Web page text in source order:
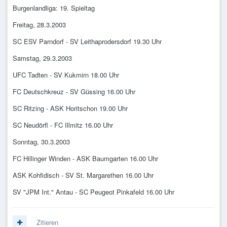
Burgenlandliga: 19. Spieltag
Freitag, 28.3.2003
SC ESV Parndorf - SV Leithaprodersdorf 19.30 Uhr
Samstag, 29.3.2003
UFC Tadten - SV Kukmirn 18.00 Uhr
FC Deutschkreuz - SV Güssing 16.00 Uhr
SC Ritzing - ASK Horitschon 19.00 Uhr
SC Neudörfl - FC Illmitz 16.00 Uhr
Sonntag, 30.3.2003
FC Hillinger Winden - ASK Baumgarten 16.00 Uhr
ASK Kohfidisch - SV St. Margarethen 16.00 Uhr
SV "JPM Int." Antau - SC Peugeot Pinkafeld 16.00 Uhr
Zitieren